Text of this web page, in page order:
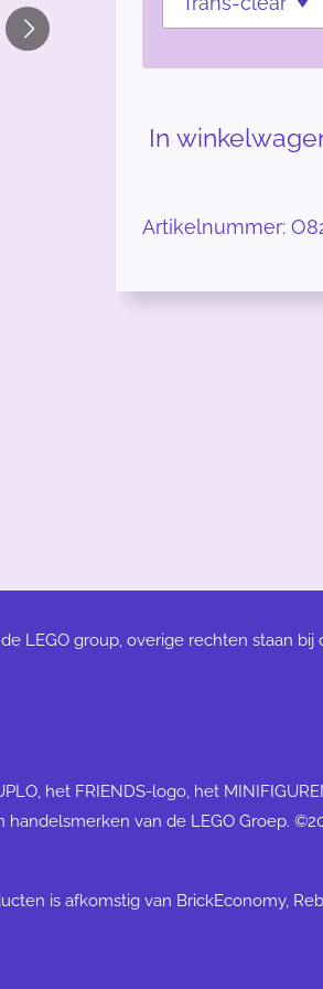
In
Artikelnummer:
LEGO group, overige rechten staan
het FRIENDS-logo, het
handelsmerken van de LEGO Groep.
is afkomstig van BrickEconomy,